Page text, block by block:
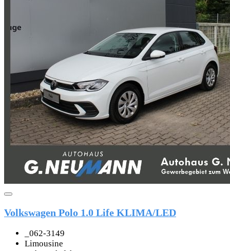
Volkswagen Polo 1.0 Life KLIMA/LED
_062-3149
Limousine